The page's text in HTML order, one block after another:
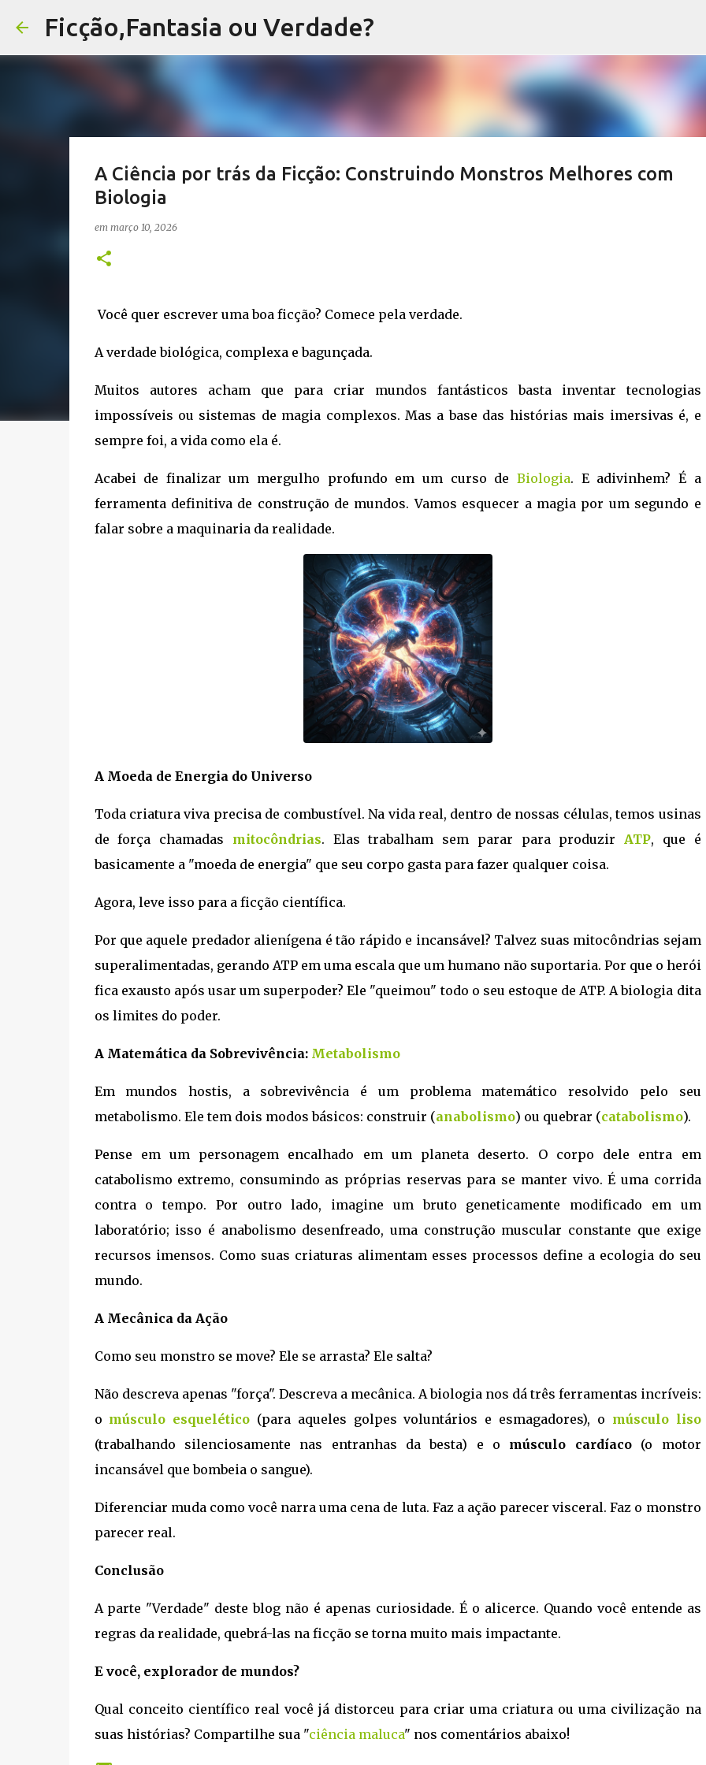
Ficção,Fantasia ou Verdade?
A Ciência por trás da Ficção: Construindo Monstros Melhores com
Biologia
em março 10, 2026
Você quer escrever uma boa ficção? Comece pela verdade.
A verdade biológica, complexa e bagunçada.
Muitos autores acham que para criar mundos fantásticos basta inventar tecnologias
impossíveis ou sistemas de magia complexos. Mas a base das histórias mais imersivas é, e
sempre foi, a vida como ela é.
Acabei de finalizar um mergulho profundo em um curso de Biologia. E adivinhem? É a
ferramenta definitiva de construção de mundos. Vamos esquecer a magia por um segundo e
falar sobre a maquinaria da realidade.
A Moeda de Energia do Universo
Toda criatura viva precisa de combustível. Na vida real, dentro de nossas células, temos usinas
de força chamadas mitocôndrias. Elas trabalham sem parar para produzir ATP, que é
basicamente a "moeda de energia" que seu corpo gasta para fazer qualquer coisa.
Agora, leve isso para a ficção científica.
Por que aquele predador alienígena é tão rápido e incansável? Talvez suas mitocôndrias sejam
superalimentadas, gerando ATP em uma escala que um humano não suportaria. Por que o herói
fica exausto após usar um superpoder? Ele "queimou" todo o seu estoque de ATP. A biologia dita
os limites do poder.
A Matemática da Sobrevivência: Metabolismo
Em mundos hostis, a sobrevivência é um problema matemático resolvido pelo seu
metabolismo. Ele tem dois modos básicos: construir (anabolismo) ou quebrar (catabolismo).
Pense em um personagem encalhado em um planeta deserto. O corpo dele entra em
catabolismo extremo, consumindo as próprias reservas para se manter vivo. É uma corrida
contra o tempo. Por outro lado, imagine um bruto geneticamente modificado em um
laboratório; isso é anabolismo desenfreado, uma construção muscular constante que exige
recursos imensos. Como suas criaturas alimentam esses processos define a ecologia do seu
mundo.
A Mecânica da Ação
Como seu monstro se move? Ele se arrasta? Ele salta?
Não descreva apenas "força". Descreva a mecânica. A biologia nos dá três ferramentas incríveis:
o músculo esquelético (para aqueles golpes voluntários e esmagadores), o músculo liso
(trabalhando silenciosamente nas entranhas da besta) e o músculo cardíaco(o motor
incansável que bombeia o sangue).
Diferenciar muda como você narra uma cena de luta. Faz a ação parecer visceral. Faz o monstro
parecer real.
Conclusão
A parte "Verdade" deste blog não é apenas curiosidade. É o alicerce. Quando você entende as
regras da realidade, quebrá-las na ficção se torna muito mais impactante.
E você, explorador de mundos?
Qual conceito científico real você já distorceu para criar uma criatura ou uma civilização na
suas histórias? Compartilhe sua "ciência maluca" nos comentários abaixo!